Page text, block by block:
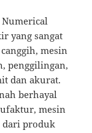
Numerical
yang sangat
mesin
penggilingan,
dan akurat.
berhayal
mesin
dari produk